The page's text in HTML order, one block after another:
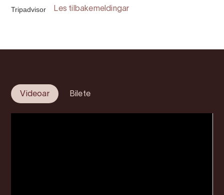
Tripadvisor Les tilbakemeldingar
Videoar Bilete